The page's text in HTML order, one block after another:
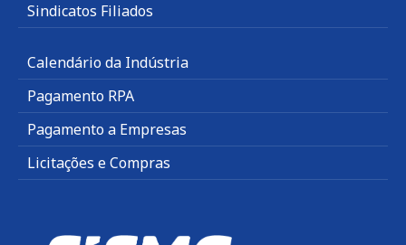
Sindicatos Filiados
Calendário da Indústria
Pagamento RPA
Pagamento a Empresas
Licitações e Compras